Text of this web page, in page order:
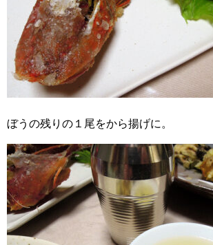
ぼうの残りの１尾をから揚げに。